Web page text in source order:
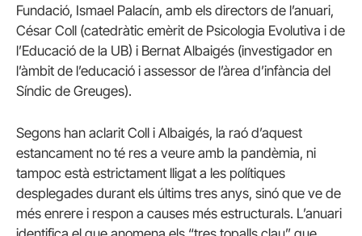
Fundació, Ismael Palacín, amb els directors de l’anuari,
César Coll (catedràtic emèrit de Psicologia Evolutiva i de
l’Educació de la UB) i Bernat Albaigés (investigador en
l’àmbit de l’educació i assessor de l’àrea d’infància del
Síndic de Greuges).
Segons han aclarit Coll i Albaigés, la raó d’aquest
estancament no té res a veure amb la pandèmia, ni
tampoc està estrictament lligat a les polítiques
desplegades durant els últims tres anys, sinó que ve de
més enrere i respon a causes més estructurals. L’anuari